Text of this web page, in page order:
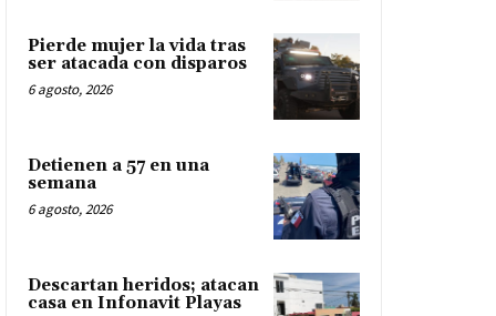
Pierde mujer la vida tras
ser atacada con disparos
6 agosto, 2026
Detienen a 57 en una
semana
6 agosto, 2026
Descartan heridos; atacan
casa en Infonavit Playas